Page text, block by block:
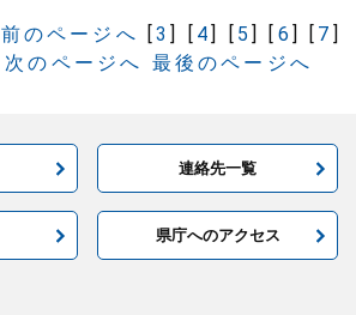
前のページへ [3] [ 4] [ 5] [ 6 ] [ 7 ]
次のページへ 最後のページへ
連絡先一覧
県庁へのアクセス